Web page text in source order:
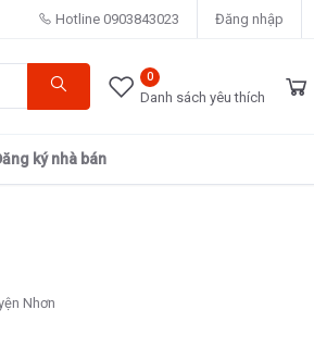
Hotline 0903843023 Đăng nhập
0
Danh sách yêu thích
ký nhà bán
Nhơn